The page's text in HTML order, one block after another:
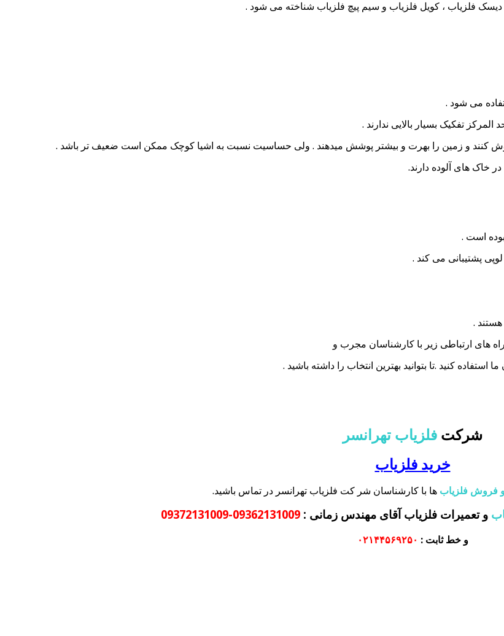
فلزیاب ، کویل فلزیاب و سیم پیچ فلزیاب شناخته می شود .
می شود .
تفکیک بسیار بالایی ندارند .
کنند و زمین را بهرت و بیشتر پوشش میدهند . ولی حساسیت نسبت به اشیا کوچک ممکن است ضعیف تر باشد .
خاک های آلوده دارند.
است .
پشتیبانی می کند .
هستند .
راه های ارتباطی زیر با کارشناسان مجرب و
کنید .تا بتوانید بهترین انتخاب را داشته باشید .
شرکت فلزیاب تهرانسر
خرید فلزیاب
فروش فلزیاب ها با کارشناسان شر کت فلزیاب تهرانسر در تماس باشید.
و تعمیرات فلزیاب آقای مهندس زمانی :
09362131009-09372131009
و خط ثابت :